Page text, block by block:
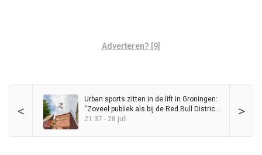
Adverteren? [9]
< >
Urban sports zitten in de lift in Groningen:
“Zoveel publiek als bij de Red Bull District
Ride heb ik nog nooit op de Grote Markt
21:37 - 28 juli